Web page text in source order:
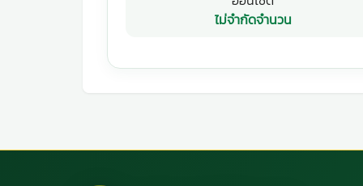
ไม่จำกัดจำนวน